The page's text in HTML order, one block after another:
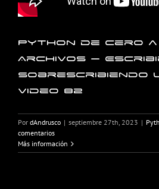
Python de Cero
Archivos –
Sobrescribiendo
Video 82
Por dAndrusco | septiembre 27th, 2023 |
comentarios
Más información